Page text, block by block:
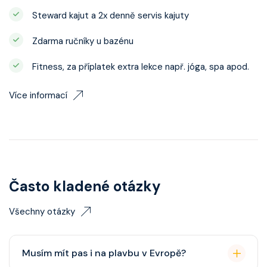
Steward kajut a 2x denně servis kajuty
Zdarma ručníky u bazénu
Fitness, za příplatek extra lekce např. jóga, spa apod.
Více informací
Často kladené otázky
Všechny otázky
Musím mít pas i na plavbu v Evropě?